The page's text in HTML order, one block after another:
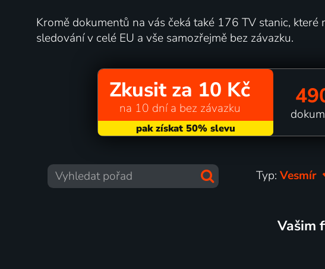
Kromě dokumentů na vás čeká také 176 TV stanic,
sledování v celé EU a vše samozřejmě bez závazku.
Zkusit za 10 Kč
na 10 dní a bez závazku
Typ:Vesmír
Vašim